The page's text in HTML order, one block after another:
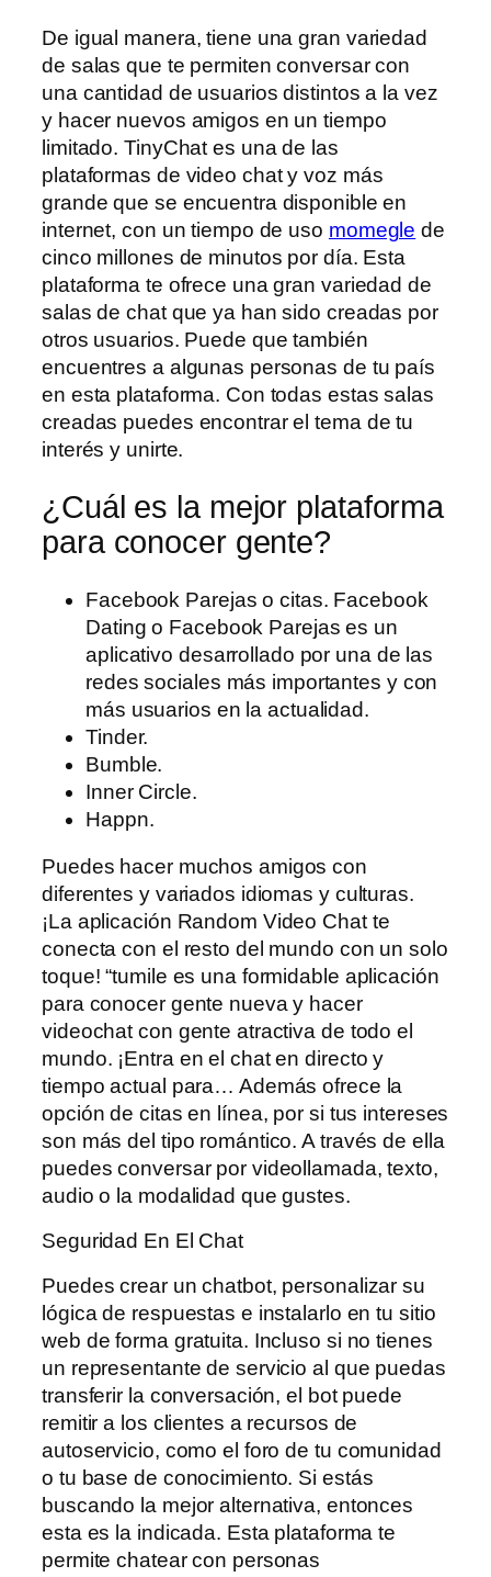
De igual manera, tiene una gran variedad
de salas que te permiten conversar con
una cantidad de usuarios distintos a la vez
y hacer nuevos amigos en un tiempo
limitado. TinyChat es una de las
plataformas de video chat y voz más
grande que se encuentra disponible en
internet, con un tiempo de uso momegle de
cinco millones de minutos por día. Esta
plataforma te ofrece una gran variedad de
salas de chat que ya han sido creadas por
otros usuarios. Puede que también
encuentres a algunas personas de tu país
en esta plataforma. Con todas estas salas
creadas puedes encontrar el tema de tu
interés y unirte.
¿Cuál es la mejor plataforma
para conocer gente?
Facebook Parejas o citas. Facebook
Dating o Facebook Parejas es un
aplicativo desarrollado por una de las
redes sociales más importantes y con
más usuarios en la actualidad.
Tinder.
Bumble.
Inner Circle.
Happn.
Puedes hacer muchos amigos con
diferentes y variados idiomas y culturas.
¡La aplicación Random Video Chat te
conecta con el resto del mundo con un solo
toque! “tumile es una formidable aplicación
para conocer gente nueva y hacer
videochat con gente atractiva de todo el
mundo. ¡Entra en el chat en directo y
tiempo actual para… Además ofrece la
opción de citas en línea, por si tus intereses
son más del tipo romántico. A través de ella
puedes conversar por videollamada, texto,
audio o la modalidad que gustes.
Seguridad En El Chat
Puedes crear un chatbot, personalizar su
lógica de respuestas e instalarlo en tu sitio
web de forma gratuita. Incluso si no tienes
un representante de servicio al que puedas
transferir la conversación, el bot puede
remitir a los clientes a recursos de
autoservicio, como el foro de tu comunidad
o tu base de conocimiento. Si estás
buscando la mejor alternativa, entonces
esta es la indicada. Esta plataforma te
permite chatear con personas